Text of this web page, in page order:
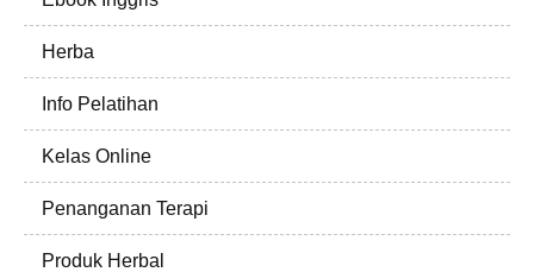
Herba
Info Pelatihan
Kelas Online
Penanganan Terapi
Produk Herbal